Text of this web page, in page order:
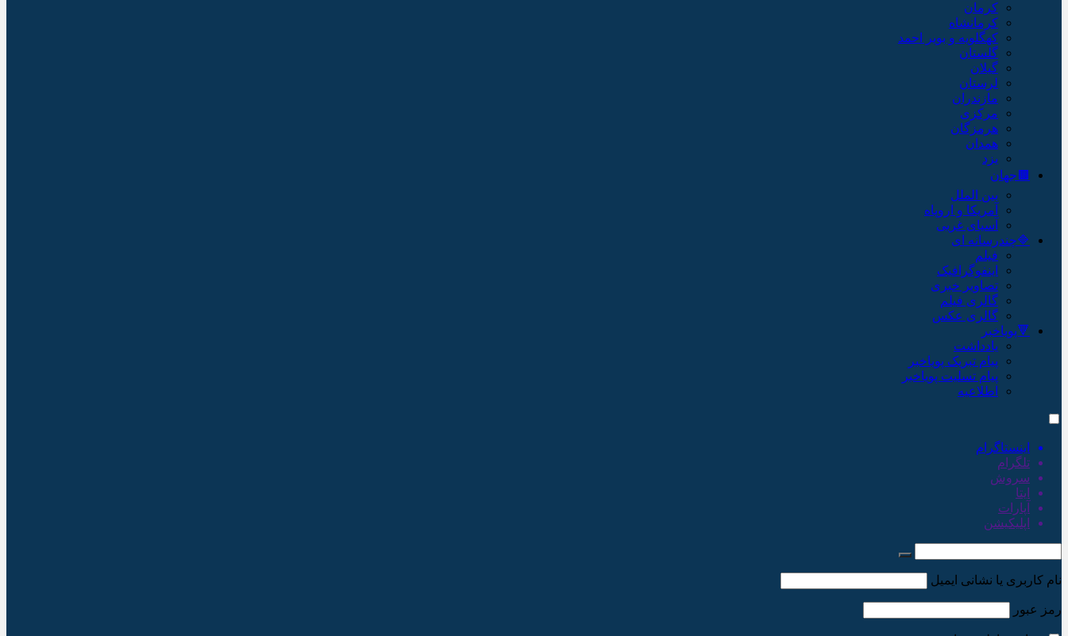
کرمان
کرمانشاه
کهگلویه و بویر احمد
گلستان
گیلان
لرستان
مازندران
مرکزی
هرمزگان
همدان
یزد
🟫جهان
بین الملل
آمریکا و اروپاه
آسیای غربی
🔷چندرسانه ای
فیلم
اینفوگرافیک
تصاویر خبری
گالری فیلم
گالری عکس
🔻پویاخبر
یادداشت
پیام تبریک پویاخبر
پیام تسلیت پویاخبر
اطلاعیه
اینستاگرام
تلگرام
سروش
ایتا
آپارات
اپلیکیشن
نام کاربری یا نشانی ایمیل
رمز عبور